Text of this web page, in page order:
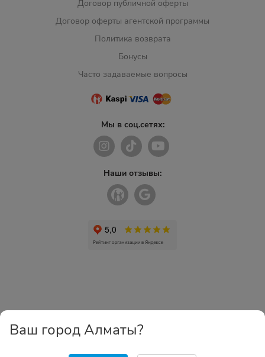
Договор публичной оферты
Договор оферты агентской программы
Политика возврата
Бонусы
Часто задаваемые вопросы
Мы в соц.сетях:
Наши отзывы:
Ваш город Алматы?